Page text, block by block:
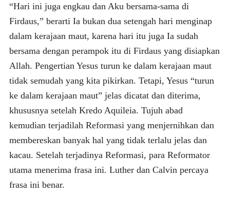
“Hari ini juga engkau dan Aku bersama-sama di
Firdaus,” berarti Ia bukan dua setengah hari menginap
dalam kerajaan maut, karena hari itu juga Ia sudah
bersama dengan perampok itu di Firdaus yang disiapkan
Allah. Pengertian Yesus turun ke dalam kerajaan maut
tidak semudah yang kita pikirkan. Tetapi, Yesus “turun
ke dalam kerajaan maut” jelas dicatat dan diterima,
khususnya setelah Kredo Aquileia. Tujuh abad
kemudian terjadilah Reformasi yang menjernihkan dan
membereskan banyak hal yang tidak terlalu jelas dan
kacau. Setelah terjadinya Reformasi, para Reformator
utama menerima frasa ini. Luther dan Calvin percaya
frasa ini benar.